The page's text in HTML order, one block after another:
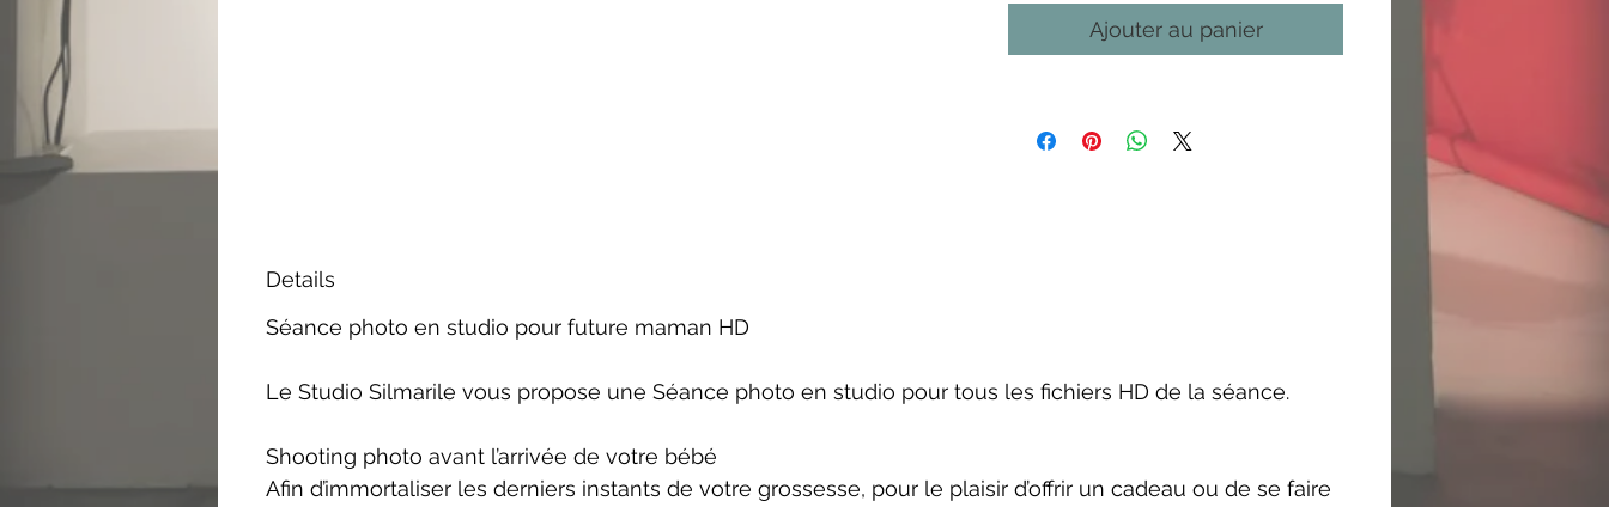
Ajouter au panier
Details
Séance photo en studio pour future maman HD
Le Studio Silmarile vous propose une Séance photo en studio pour tous les fichiers HD de la séance.
Shooting photo avant l’arrivée de votre bébé
Afin d’immortaliser les derniers instants de votre grossesse, pour le plaisir d’offrir un cadeau ou de se faire